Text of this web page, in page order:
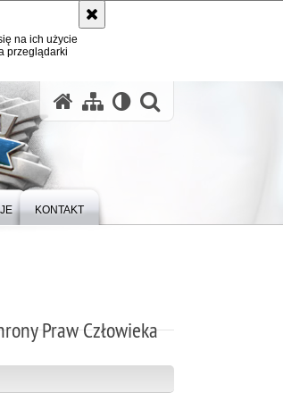
na ich użycie
przeglądarki
KONTAKT
Praw Człowieka